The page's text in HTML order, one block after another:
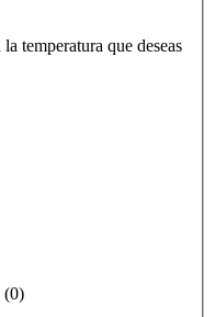
temperatura que deseas
(0)